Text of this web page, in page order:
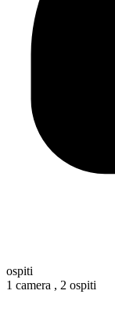
ospiti
1 camera , 2 ospiti